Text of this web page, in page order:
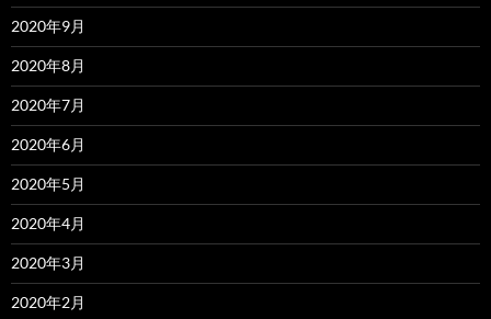
2020年9月
2020年8月
2020年7月
2020年6月
2020年5月
2020年4月
2020年3月
2020年2月